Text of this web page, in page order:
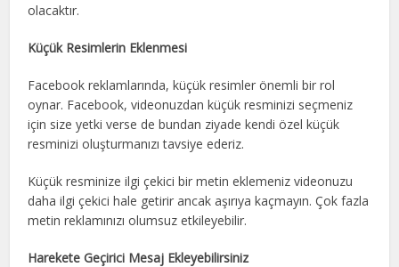
olacaktır.
Küçük Resimlerin Eklenmesi
Facebook reklamlarında, küçük resimler önemli bir rol
oynar. Facebook, videonuzdan küçük resminizi seçmeniz
için size yetki verse de bundan ziyade kendi özel küçük
resminizi oluşturmanızı tavsiye ederiz.
Küçük resminize ilgi çekici bir metin eklemeniz videonuzu
daha ilgi çekici hale getirir ancak aşırıya kaçmayın. Çok fazla
metin reklamınızı olumsuz etkileyebilir.
Harekete Geçirici Mesaj Ekleyebilirsiniz